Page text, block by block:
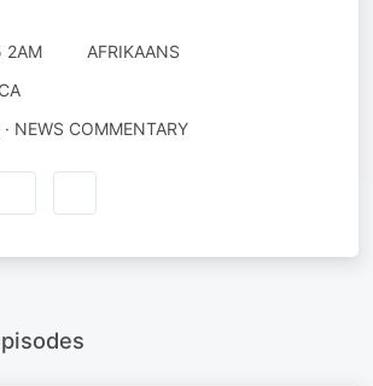
2AM
AFRIKAANS
NEWS COMMENTARY